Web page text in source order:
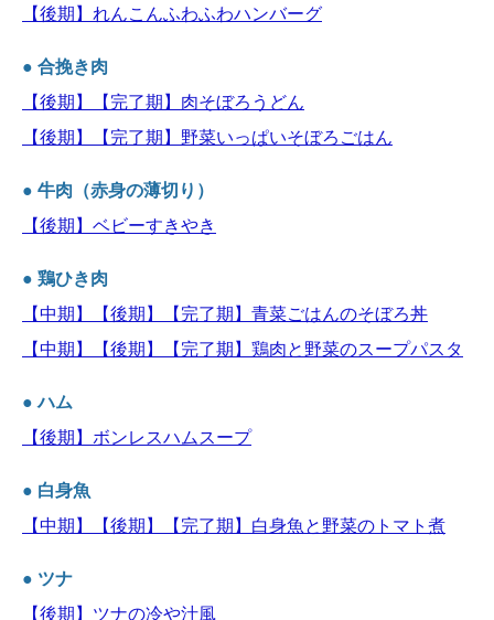
【後期】れんこんふわふわハンバーグ
● 合挽き肉
【後期】【完了期】肉そぼろうどん
【後期】【完了期】野菜いっぱいそぼろごはん
● 牛肉（赤身の薄切り）
【後期】ベビーすきやき
● 鶏ひき肉
【中期】【後期】【完了期】青菜ごはんのそぼろ丼
【中期】【後期】【完了期】鶏肉と野菜のスープパスタ
● ハム
【後期】ボンレスハムスープ
● 白身魚
【中期】【後期】【完了期】白身魚と野菜のトマト煮
● ツナ
【後期】ツナの冷や汁風